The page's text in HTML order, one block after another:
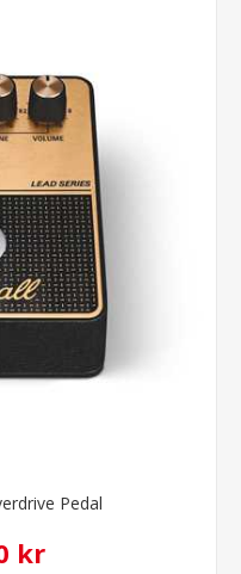
Pedal
kr